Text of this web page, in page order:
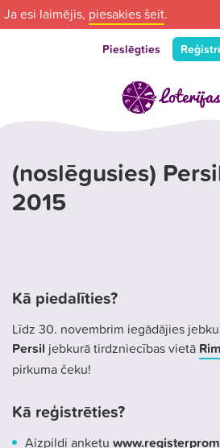
Ja esi laimējis, piesakies šeit.
Pieslēgties
(noslēgusies)
2015
Kā piedalīties?
Līdz 30. novembrim iegādājies
Persil jebkurā tirdzniecības vietā
pirkuma čeku!
Kā reģistrēties?
Aizpildi anketu